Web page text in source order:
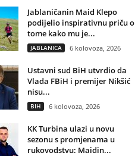
Jablaničanin Maid Klepo
podijelio inspirativnu priču o
tome kako mu je...
JABLANICA 6 kolovoza, 2026
Ustavni sud BiH utvrdio da
Vlada FBiH i premijer Nikšić
nisu...
BIH 6 kolovoza, 2026
KK Turbina ulazi u novu
sezonu s promjenama u
rukovodstvu: Maidin...